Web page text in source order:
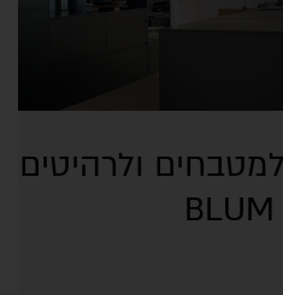
למטבחים ולרהיטים